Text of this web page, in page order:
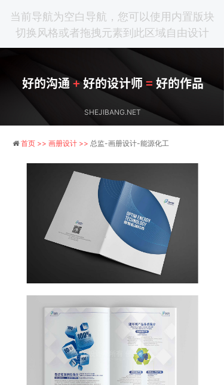
当前导航为空白导航，您可以使用内置版块
切换风格或者拖拽元素到此区域自由设计
好的沟通+好的设计师 = 好的作品
SHEJIBANG.NET
首页 >> 画册设计 >> 总监-画册设计-能源化工